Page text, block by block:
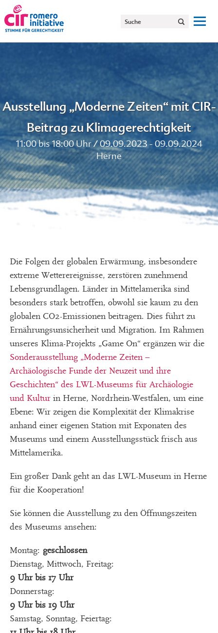
Ausstellung „Moderne Zeiten“ mit CIR-
Beitrag zu Klimagerechtigkeit
11:00 bis 18:00 Uhr / 09.09.2023 - 09.09.2024
Herne
Die Folgen der globalen Erwärmung, insbesondere
extreme Wetterereignisse, zerstören zunehmend
Lebensgrundlagen. Länder in Mittelamerika sind
besonders stark betroffen, obwohl sie kaum zu den
globalen CO2-Emissionen beitragen. Dies führt zu
Ernährungsunsicherheit und Migration. Im Rahmen
unseres Klima-Projekts „Game On“ ergänzen wir die
Sonderausstellung „Moderne Zeiten –
Archäologische Funde der Neuzeit und ihre
Geschichten“ des LWL-Museums für Archäologie
und Kultur in Herne, Nordrhein-Westfalen, um eine
Ebene: Wir zeigen die Komplexität der Klimakrise
anhand einer eigenen Station mit Exponaten des
Museums und einem Ausstellungsstück frisch aus
Mittelamerika.
Ein großer Dank geht an das LWL-Museum in Herne
für die Kooperation!
Sie können die Ausstellung zu den Öffnungszeiten
des Museums ansehen:
Montag: geschlossen
Dienstag, Mittwoch, Freitag:
9 Uhr bis 17 Uhr
Donnerstag:
9 Uhr bis 19 Uhr
Samstag, Sonntag, Feiertag: